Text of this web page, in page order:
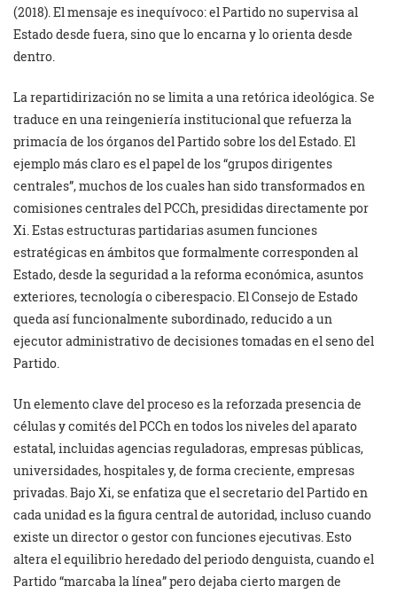
(2018). El mensaje es inequívoco: el Partido no supervisa al
Estado desde fuera, sino que lo encarna y lo orienta desde
dentro.
La repartidirización no se limita a una retórica ideológica. Se
traduce en una reingeniería institucional que refuerza la
primacía de los órganos del Partido sobre los del Estado. El
ejemplo más claro es el papel de los “grupos dirigentes
centrales”, muchos de los cuales han sido transformados en
comisiones centrales del PCCh, presididas directamente por
Xi. Estas estructuras partidarias asumen funciones
estratégicas en ámbitos que formalmente corresponden al
Estado, desde la seguridad a la reforma económica, asuntos
exteriores, tecnología o ciberespacio. El Consejo de Estado
queda así funcionalmente subordinado, reducido a un
ejecutor administrativo de decisiones tomadas en el seno del
Partido.
Un elemento clave del proceso es la reforzada presencia de
células y comités del PCCh en todos los niveles del aparato
estatal, incluidas agencias reguladoras, empresas públicas,
universidades, hospitales y, de forma creciente, empresas
privadas. Bajo Xi, se enfatiza que el secretario del Partido en
cada unidad es la figura central de autoridad, incluso cuando
existe un director o gestor con funciones ejecutivas. Esto
altera el equilibrio heredado del periodo denguista, cuando el
Partido “marcaba la línea” pero dejaba cierto margen de